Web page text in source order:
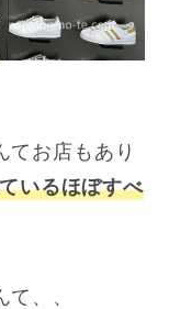
てお店もあり
いるほぼすべ
、、